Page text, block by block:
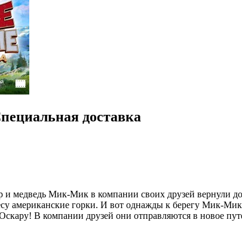
доставка
и медведь Мик-Мик в компании своих друзей вернули
американские горки. И вот однажды к берегу Мик-
В компании друзей они отправляются в новое